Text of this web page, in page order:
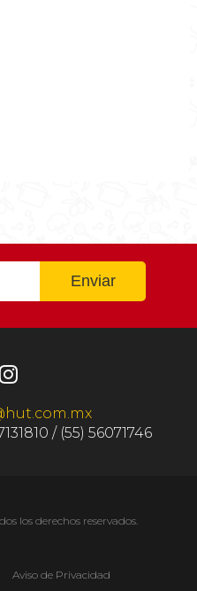
/ (55) 56071746
los derechos reservados.
Aviso de Privacidad